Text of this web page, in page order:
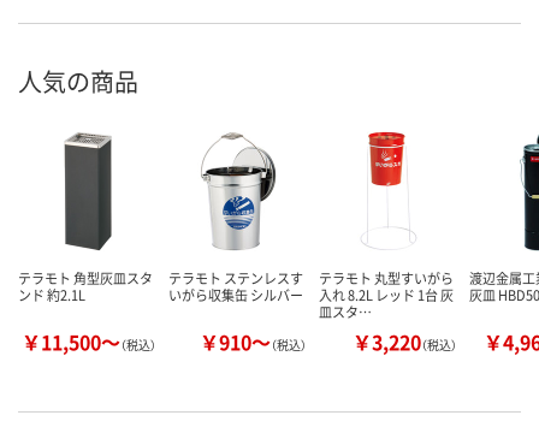
人気の商品
テラモト 角型灰皿スタ
ンド 約2.1L
￥11,500～（税込）
テラモト ステンレスす
いがら収集缶 シルバー
￥910～（税込）
テラモト 丸型すいがら
入れ 8.2L レッド 1台 灰
皿スタ…
￥3,220（税込）
渡辺金属
灰皿
￥